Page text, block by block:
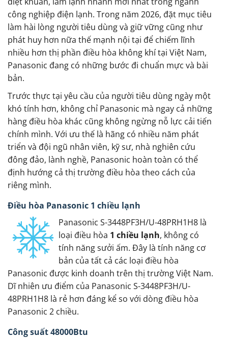
công nghiệp điện lạnh. Trong năm 2026, đặt mục tiêu
làm hài lòng người tiêu dùng và giữ vững cũng như
phát huy hơn nữa thế mạnh nội tại để chiếm lĩnh
nhiều hơn thị phần điều hòa không khí tại Việt Nam,
Panasonic đang có những bước đi chuẩn mực và bài
bản.
Trước thực tại yêu cầu của người tiêu dùng ngày một
khó tính hơn, không chỉ Panasonic mà ngay cả những
hàng điều hòa khác cũng không ngừng nỗ lực cải tiến
chính mình. Với ưu thế là hãng có nhiều năm phát
triển và đội ngũ nhân viên, kỹ sư, nhà nghiên cứu
đông đảo, lành nghề, Panasonic hoàn toàn có thể
định hướng cả thị trường điều hòa theo cách của
riêng mình.
Điều hòa Panasonic 1 chiều lạnh
Panasonic S-3448PF3H/U-48PRH1H8 là
loại điều hòa 1 chiều lạnh, không có
tính năng sưởi ấm. Đây là tính năng cơ
bản của tất cả các loại điều hòa
Panasonic được kinh doanh trên thị trường Việt Nam.
Dĩ nhiên ưu điểm của Panasonic S-3448PF3H/U-
48PRH1H8 là rẻ hơn đáng kể so với dòng điều hòa
Panasonic 2 chiều.
Công suất 48000Btu